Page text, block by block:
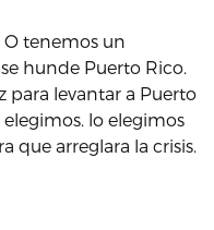
O tenemos un
hunde Puerto Rico.
para levantar a Puerto
lo elegimos
que arreglara la crisis.